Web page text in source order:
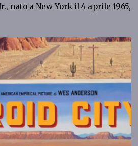
nato a New York il 4 aprile 1965,